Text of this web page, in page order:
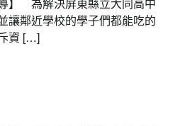
讓鄰近學校的學子們都能吃的
資 […]